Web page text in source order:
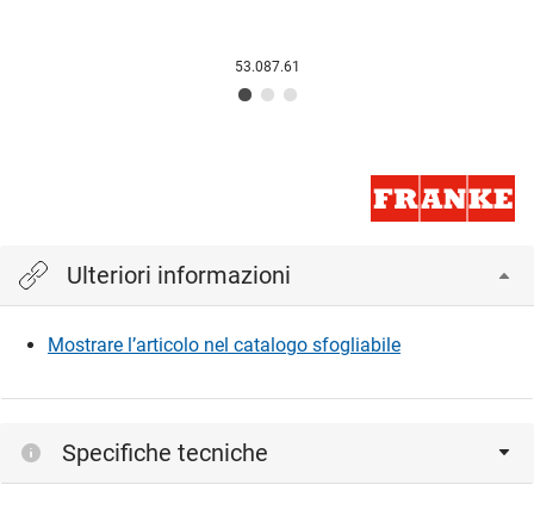
53.087.61
Ulteriori informazioni
Mostrare l’articolo nel catalogo sfogliabile
Specifiche tecniche